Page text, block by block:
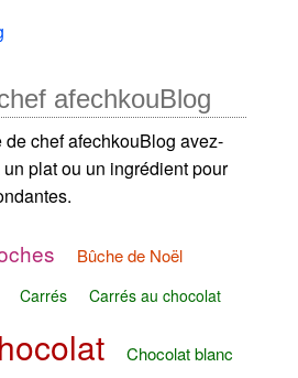
afechkouBlog
chef afechkouBlog avez-
plat ou un ingrédient pour
Bûche de Noël
Carrés Carrés au chocolat
Chocolat blanc